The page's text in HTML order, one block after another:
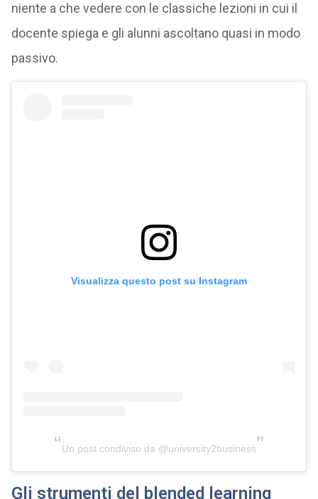
niente a che vedere con le classiche lezioni in cui il
docente spiega e gli alunni ascoltano quasi in modo
passivo.
Visualizza questo post su Instagram
Un post condiviso da @university2business
Gli strumenti del blended learning